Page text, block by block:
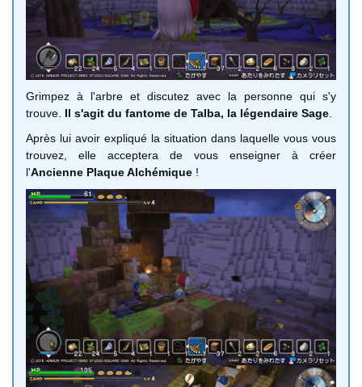
Grimpez à l'arbre et discutez avec la personne qui s'y
trouve. Il s'agit du fantome de Talba, la légendaire Sage.
Après lui avoir expliqué la situation dans laquelle vous vous
trouvez, elle acceptera de vous enseigner à créer
l'Ancienne Plaque Alchémique !